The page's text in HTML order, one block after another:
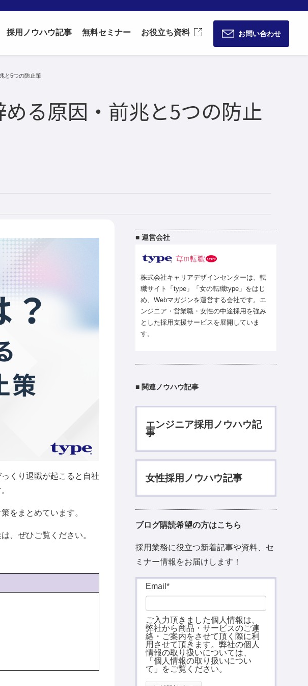
お問い合わせ
採用ノウハウ記事 無料セミナー お役立ち資料
と5つの防止策
る原因・前兆と5つの防止
くり退職が起こると自社
をまとめています。
、ぜひご覧ください。
■ 運営会社
株式会社キャリアデザインセンターは、転
職サイト「type」「女の転職type」をはじ
め、Webマガジンを運営する会社です。エ
ンジニア・営業職・女性の中途採用を強み
とした採用支援サービスを展開していま
す。
■ 関連ノウハウ記事
エンジニア採用ノウハウ記
事
女性採用ノウハウ記事
ブログ購読希望の方はこちら
採用業務に役立つ新着記事や資料、セ
ミナー情報をお届けします！
Email*
ご入力頂きました個人情報は、
弊社から商品・サービスのご連
絡・ご案内をさせて頂く際に利
用させて頂きます。弊社の個人
情報の取り扱いについては、
「個人情報の取り扱いについ
て 」をご覧ください。